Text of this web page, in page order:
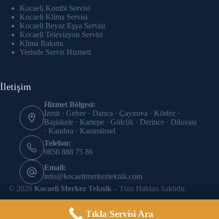
panel
Panel
panel
panel
panel
panel
panel
panel
panel
Kocaeli Kombi Servisi
Kocaeli Klima Servisi
Kocaeli Beyaz Eşya Servisi
Kocaeli Televizyon Servisi
Klima Bakımı
Yerinde Servis Hizmeti
İletişim
Hizmet Bölgesi:
İzmit · Gebze · Darıca · Çayırova · Körfez ·
Başiskele · Kartepe · Gölcük · Derince · Dilovası
· Kandıra · Karamürsel
Telefon:
0850 888 75 86
Email:
info@kocaelimerkezteknik.com
© 2026Kocaeli Merkez Teknik – Tüm Hakları Saklıdır.
Tıkla Servisi Ara